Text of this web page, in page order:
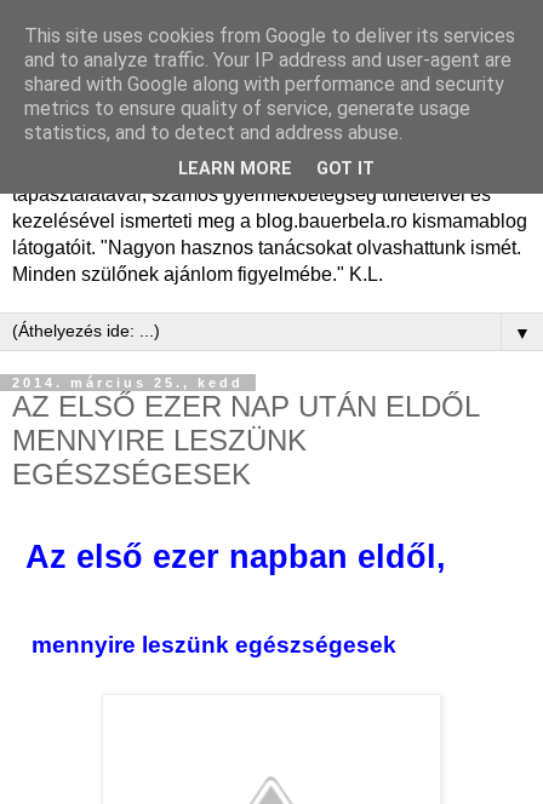
Dr. Bauer Béla Ph.D.
gyermekgyógyász
Dr. Bauer Béla Ph.D. gyermekgyógyász főorvos, 50 éves
tapasztalatával, számos gyermekbetegség tüneteivel és
kezelésével ismerteti meg a blog.bauerbela.ro kismamablog
látogatóit. "Nagyon hasznos tanácsokat olvashattunk ismét.
Minden szülőnek ajánlom figyelmébe." K.L.
▼
2014. március 25., kedd
AZ ELSŐ EZER NAP UTÁN ELDŐL
MENNYIRE LESZÜNK
EGÉSZSÉGESEK
Az első ezer napban eldől,
mennyire leszünk egészségesek
This site uses cookies from Google to deliver its services
and to analyze traffic. Your IP address and user-agent are
shared with Google along with performance and security
metrics to ensure quality of service, generate usage
statistics, and to detect and address abuse.
LEARN MORE GOT IT